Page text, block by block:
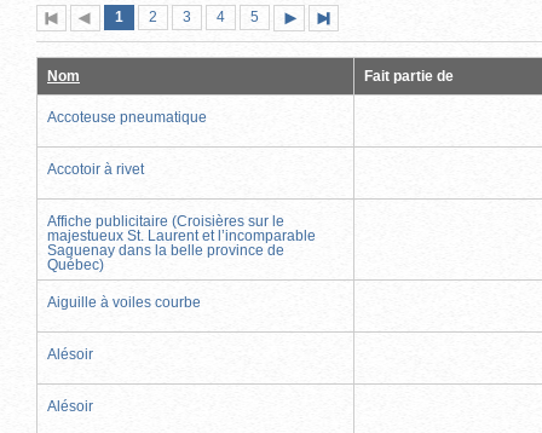
Première
page
Page
précédente
Page
1 (page
actuelle)
Page
2 Page
3 Page
4 Page
5
suivante
page
Nom Fait partie de
Accoteuse pneumatique
Accotoir à rivet
Affiche publicitaire (Croisières sur le
majestueux St. Laurent et l’incomparable
Saguenay dans la belle province de
Québec)
Aiguille à voiles courbe
Alésoir
Alésoir